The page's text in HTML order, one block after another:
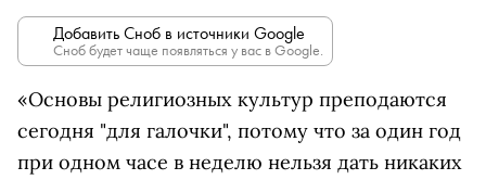
Добавить Сноб в источники Google
Сноб будет чаще появляться у вас в Google.
«Основы религиозных культур преподаются
сегодня "для галочки", потому что за один год
при одном часе в неделю нельзя дать никаких